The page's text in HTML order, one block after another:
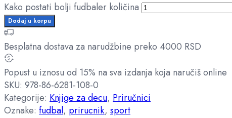
Kako postati bolji fudbaler količina
Dodaj u korpu
Besplatna dostava za narudžbine preko 4000 RSD
Popust u iznosu od 15% na sva izdanja koja naručiš online
SKU: 978-86-6281-108-0
Kategorije: Knjige za decu, Priručnici
Oznake: fudbal, prirucnik, sport